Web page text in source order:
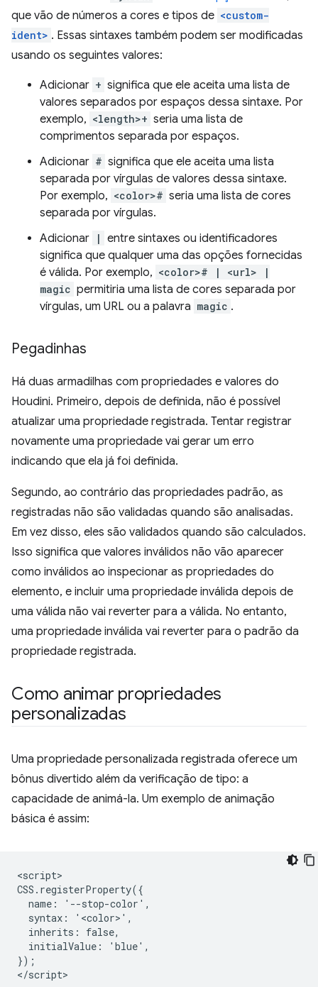
que vão de números a cores e tipos de <custom-
ident> . Essas sintaxes também podem ser modificadas
usando os seguintes valores:
Adicionar + significa que ele aceita uma lista de
valores separados por espaços dessa sintaxe. Por
exemplo, <length>+ seria uma lista de
comprimentos separada por espaços.
Adicionar # significa que ele aceita uma lista
separada por vírgulas de valores dessa sintaxe.
Por exemplo, <color># seria uma lista de cores
separada por vírgulas.
Adicionar
| entre sintaxes ou identificadores
significa que qualquer uma das opções fornecidas
é válida. Por exemplo, <color># | <url> |
magic permitiria uma lista de cores separada por
vírgulas, um URL ou a palavra magic .
Pegadinhas
Há duas armadilhas com propriedades e valores do
Houdini. Primeiro, depois de definida, não é possível
atualizar uma propriedade registrada. Tentar registrar
novamente uma propriedade vai gerar um erro
indicando que ela já foi definida.
Segundo, ao contrário das propriedades padrão, as
registradas não são validadas quando são analisadas.
Em vez disso, eles são validados quando são calculados.
Isso significa que valores inválidos não vão aparecer
como inválidos ao inspecionar as propriedades do
elemento, e incluir uma propriedade inválida depois de
uma válida não vai reverter para a válida. No entanto,
uma propriedade inválida vai reverter para o padrão da
propriedade registrada.
Como animar propriedades
personalizadas
Uma propriedade personalizada registrada oferece um
bônus divertido além da verificação de tipo: a
capacidade de animá-la. Um exemplo de animação
básica é assim:
<script>
CSS.registerProperty({
  name: '--stop-color',
  syntax: '<color>',
  inherits: false,
  initialValue: 'blue',
});
</script>